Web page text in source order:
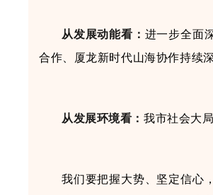
从发展动能看 ： 进一步全面
合作、厦龙新时代山海协作持续
从发展环境看 ：我市社会大
我们要把握大势、坚定信心